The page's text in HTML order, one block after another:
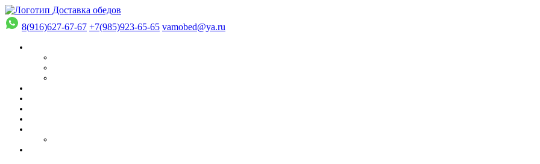
8(916)627-67-67 +7(985)923-65-65 vamobed@ya.ru